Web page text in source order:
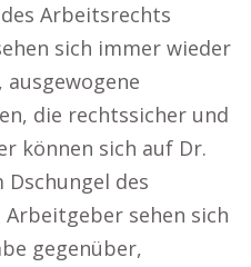
Arbeitsrechts
sich immer wieder
die rechtssicher und
können sich auf Dr.
Dschungel des
sehen sich
gegenüber,